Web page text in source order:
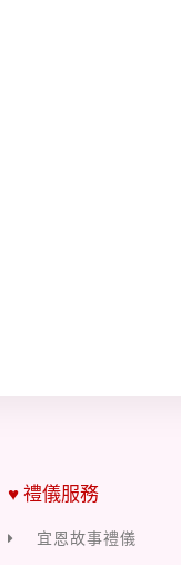
♥ 禮儀服務
宜恩故事禮儀